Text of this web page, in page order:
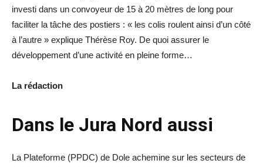
investi dans un convoyeur de 15 à 20 mètres de long pour
faciliter la tâche des postiers : « les colis roulent ainsi d’un côté
à l’autre » explique Thérèse Roy. De quoi assurer le
développement d’une activité en pleine forme…
La rédaction
Dans le Jura Nord aussi
La Plateforme (PPDC) de Dole achemine sur les secteurs de